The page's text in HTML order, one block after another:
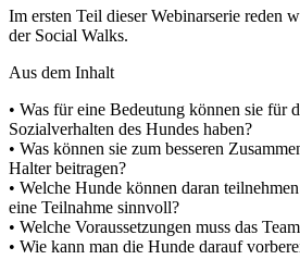
Im ersten Teil dieser Webinarserie reden
der Social Walks.
Aus dem Inhalt
• Was für eine Bedeutung können sie für
Sozialverhalten des Hundes haben?
• Was können sie zum besseren
Halter beitragen?
• Welche Hunde können daran
eine Teilnahme sinnvoll?
• Welche Voraussetzungen muss das
• Wie kann man die Hunde darauf